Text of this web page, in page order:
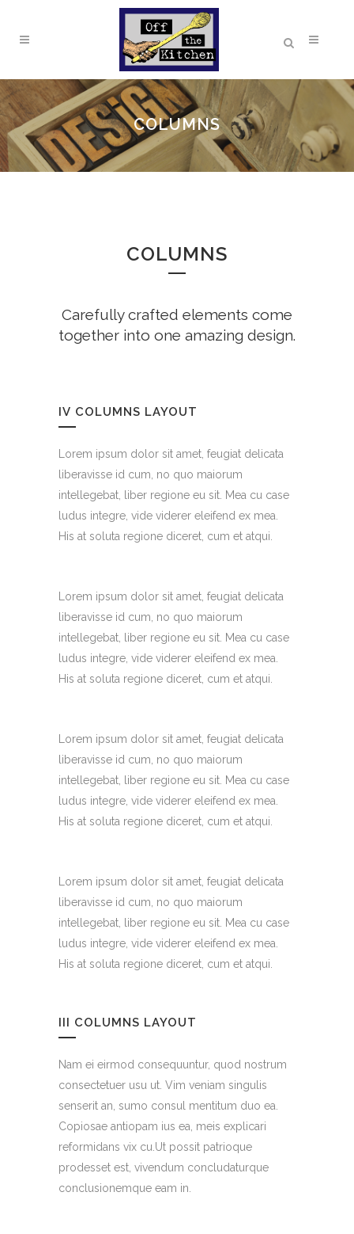
COLUMNS
COLUMNS
Carefully crafted elements come
together into one amazing design.
IV COLUMNS LAYOUT
Lorem ipsum dolor sit amet, feugiat delicata
liberavisse id cum, no quo maiorum
intellegebat, liber regione eu sit. Mea cu case
ludus integre, vide viderer eleifend ex mea.
His at soluta regione diceret, cum et atqui.
Lorem ipsum dolor sit amet, feugiat delicata
liberavisse id cum, no quo maiorum
intellegebat, liber regione eu sit. Mea cu case
ludus integre, vide viderer eleifend ex mea.
His at soluta regione diceret, cum et atqui.
Lorem ipsum dolor sit amet, feugiat delicata
liberavisse id cum, no quo maiorum
intellegebat, liber regione eu sit. Mea cu case
ludus integre, vide viderer eleifend ex mea.
His at soluta regione diceret, cum et atqui.
Lorem ipsum dolor sit amet, feugiat delicata
liberavisse id cum, no quo maiorum
intellegebat, liber regione eu sit. Mea cu case
ludus integre, vide viderer eleifend ex mea.
His at soluta regione diceret, cum et atqui.
III COLUMNS LAYOUT
Nam ei eirmod consequuntur, quod nostrum
consectetuer usu ut. Vim veniam singulis
senserit an, sumo consul mentitum duo ea.
Copiosae antiopam ius ea, meis explicari
reformidans vix cu.Ut possit patrioque
prodesset est, vivendum concludaturque
conclusionemque eam in.